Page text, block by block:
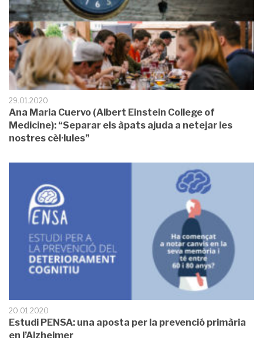
29.01.2020
Ana Maria Cuervo (Albert Einstein College of
Medicine): “Separar els àpats ajuda a netejar les
nostres cèl·lules”
20.01.2020
Estudi PENSA: una aposta per la prevenció primària
en l’Alzheimer